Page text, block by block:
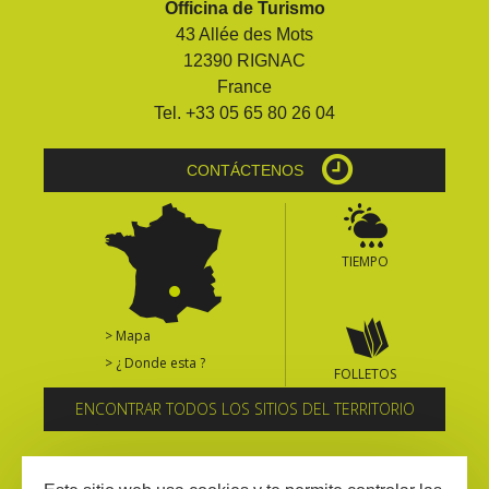
Los más bonitos pueblos en
El Pays des Bastides du
Rouergue
Las ciudades y países de
arte y historia
De la valle del Lot al País
Decazeville – Aubin
Patrimonio mundial de la
Officina de Turismo
43 Allée des Mots
12390 RIGNAC
France
Tel. +33 05 65 80 26 04
CONTÁCTENOS
> Mapa
> ¿ Donde esta ?
TIEMPO
FOLLETOS
ENCONTRAR TODOS LOS SITIOS DEL TERRITORIO
Suscríbase al boletín informativo